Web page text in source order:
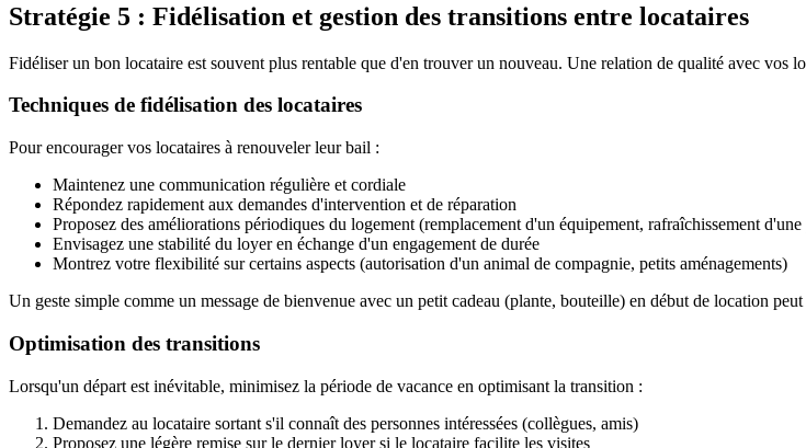
Stratégie 5 : Fidélisation et gestion des transitions entre locataires
Fidéliser un bon locataire est souvent plus rentable que d'en trouver un nouveau. Une relation de qualité avec vos
Techniques de fidélisation des locataires
Pour encourager vos locataires à renouveler leur bail :
Maintenez une communication régulière et cordiale
Répondez rapidement aux demandes d'intervention et de réparation
Proposez des améliorations périodiques du logement (remplacement d'un équipement, rafraîchissement d'une
Envisagez une stabilité du loyer en échange d'un engagement de durée
Montrez votre flexibilité sur certains aspects (autorisation d'un animal de compagnie, petits aménagements)
Un geste simple comme un message de bienvenue avec un petit cadeau (plante, bouteille) en début de location
Optimisation des transitions
Lorsqu'un départ est inévitable, minimisez la période de vacance en optimisant la transition :
Demandez au locataire sortant s'il connaît des personnes intéressées (collègues, amis)
Proposez une légère remise sur le dernier loyer si le locataire facilite les visites